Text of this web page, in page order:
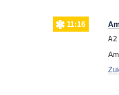
11:16